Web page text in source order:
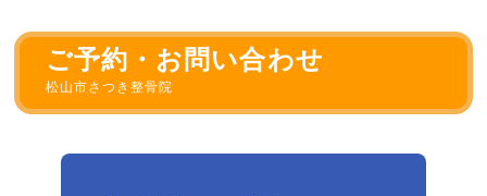
ご予約・お問い合わせ
松山市さつき整骨院